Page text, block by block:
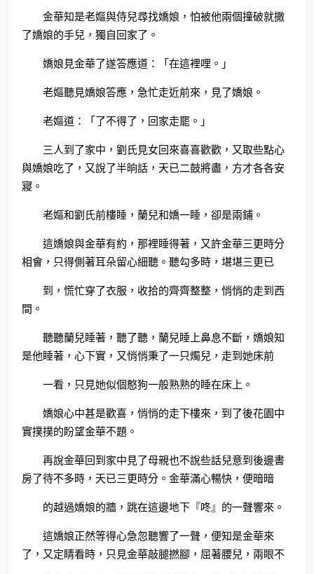
金華知是老嫗與侍兒尋找嬌娘，怕被他兩個撞破就撒
了嬌娘的手兒，獨自回家了。
嬌娘見金華了遂答應道：「在這裡哩。」
老嫗聽見嬌娘答應，急忙走近前來，見了嬌娘。
老嫗道：「了不得了，回家走罷。」
三人到了家中，劉氏見女回來喜喜歡歡，又取些點心
與嬌娘吃了，又說了半晌話，天已二鼓將盡，方才各各安
寢。
老嫗和劉氏前樓睡，蘭兒和嬌一睡，卻是兩鋪。
這嬌娘與金華有約，那裡睡得著，又許金華三更時分
相會，只得側著耳朵留心細聽。聽勾多時，堪堪三更已
到，慌忙穿了衣服，收拾的齊齊整整，悄悄的走到西
間。
聽聽蘭兒睡著，聽了聽，蘭兒睡上鼻息不斷，嬌娘知
是他睡著，心下實，又悄悄秉了一只燭兒，走到她床前
一看，只見她似個憨狗一般熟熟的睡在床上。
嬌娘心中甚是歡喜，悄悄的走下樓來，到了後花園中
實撲撲的盼望金華不題。
再說金華回到家中見了母親也不說些話兒意到後邊書
房了待不多時，天已三更時分。金華滿心暢快，便暗暗
的越過嬌娘的牆，跳在這邊地下『咚』的一聲響來。
這嬌娘正然等得心急忽聽響了一聲，便知是金華來
了，又定睛看時，只見金華敲腿撚腳，屈著腰兒，兩眼不